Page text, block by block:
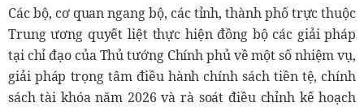
Các bộ, cơ quan ngang bộ, các tỉnh, thành phố trực thuộc
Trung ương quyết liệt thực hiện đồng bộ các giải pháp
tại chỉ đạo của Thủ tướng Chính phủ về một số nhiệm vụ,
giải pháp trọng tâm điều hành chính sách tiền tệ, chính
sách tài khóa năm 2026 và rà soát điều chỉnh kế hoạch